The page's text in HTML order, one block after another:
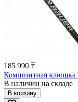
185 990 ₸
Композитная клюшка
В наличии на складе
В корзину